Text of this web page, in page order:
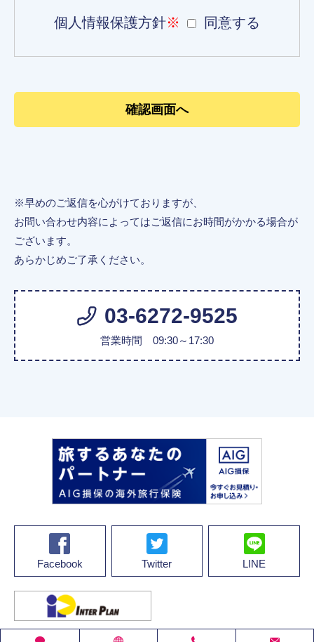
個人情報保護方針※ 同意する
※早めのご返信を心がけておりますが、
お問い合わせ内容によってはご返信にお時間がかかる場合が
ございます。
あらかじめご了承ください。
03-6272-9525
営業時間 09:30～17:30
Facebook Twitter LINE